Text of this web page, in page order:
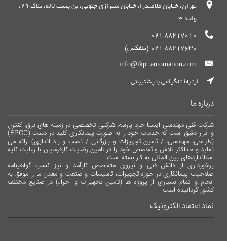
تهران، خیابان ملاصدرا، خیابان شیرازی جنوبی، بن بست لاله، پلاک 29،
واحد 3
88217010 021
88217630 021 (تلفکس)
info@ikp-automation.com
ارتباط تلگرامی با پشتیبانی
درباره ما
شرکت فنی مهندسی ایستا خرد پارسه، شرکتی تخصصی در زمینه های برق، کنترل
و ابزار دقیق است که خدمات خود را به صورت پیمانکاری کلید در دست (EPCC)
(طراحی، مهندسی، / تامین تجهیزات و بازرگانی / نصب و راه اندازی) ارائه می
نماید و حداکثر تلاش و تخصص خود را در تامین رضایت کارفرمایان با رعایت کلیه
استانداردهای بین المللی به کار بسته است.
برخورداری از دانش فنی و نیروی متخصص کارآمد و نیز کسب گواهینامه
صلاحیت پیمانکاری در حوزه تجهیزات، تاسیسات و صنعت و معدن ما را موفق به
انجام و اتمام بسیاری از پروژه ها (تامین تجهیزات و اجراء) در صنایع مختلف
کشور گردانیده است.
نماد اعتماد الکترونیک